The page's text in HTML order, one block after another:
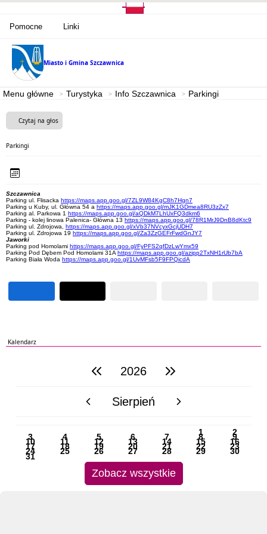
Pomocne Linki
Miasto i Gmina Szczawnica
Menu główne Turystyka Info Szczawnica Parkingi
Czytaj na głos
Parkingi
Szczawnica
Parking ul. Flisacka https://maps.app.goo.gl/7ZL9W84KgC8h7Hgn7
Parking u Kuby, ul. Główna 54 a https://maps.app.goo.gl/mJK1GDmea8RU3zZx7
Parking al. Parkowa 1 https://maps.app.goo.gl/aQDkM7LhUxFQ3dkm6
Parking - kolej linowa Palenica- Główna 13 https://maps.app.goo.gl/78R1MrJ9DnB8dKtc9
Parking ul. Zdrojowa, https://maps.app.goo.gl/xVb37NVcyxGcjUDH7
Parking ul. Zdrojowa 19 https://maps.app.goo.gl/Za3ZzGEFrFwdGnJY7
Jaworki
Parking pod Homolami https://maps.app.goo.gl/FyPFS2qfDzLwYmx59
Parking Pod Dębem Pod Homolami 31A https://maps.app.goo.gl/azipp2TxNH1rUb7bA
Parking Biała Woda https://maps.app.goo.gl/1UvMFsb5F9FPQicdA
Kalendarz
poprzedni rok2026 następny rok
poprzedni miesiącSierpień następny miesiąc
1 2
3 4 5 6 7 8 9
10 11 12 13 14 15 16
17 18 19 20 21 22 23
24 25 26 27 28 29 30
31
Zobacz wszystkie